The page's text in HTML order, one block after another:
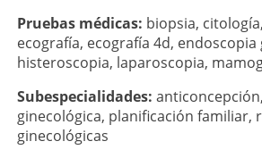
Pruebas médicas: biopsia, citología,
ecografía, ecografía 4d, endoscopia
histeroscopia, laparoscopia,
Subespecialidades: anticoncepción,
ginecológica, planificación familiar,
ginecológicas